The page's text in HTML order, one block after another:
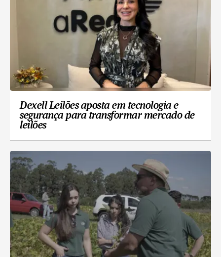
Dexell Leilões aposta em tecnologia e
segurança para transformar mercado de
leilões